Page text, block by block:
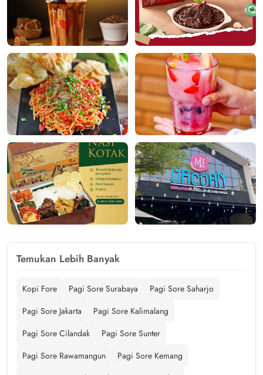
Temukan Lebih Banyak
Kopi Fore Pagi Sore Surabaya
Pagi Sore Saharjo
Pagi Sore Jakarta
Pagi Sore Kalimalang
Pagi Sore Cilandak
Pagi Sore Sunter
Pagi Sore Rawamangun
Pagi Sore Kemang